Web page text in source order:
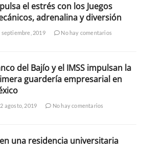
el estrés con los Juegos
adrenalina y diversión
2019 No hay comentarios
del Bajío y el IMSS impulsan la
guardería empresarial en
agosto, 2019 No hay comentarios
una residencia universitaria